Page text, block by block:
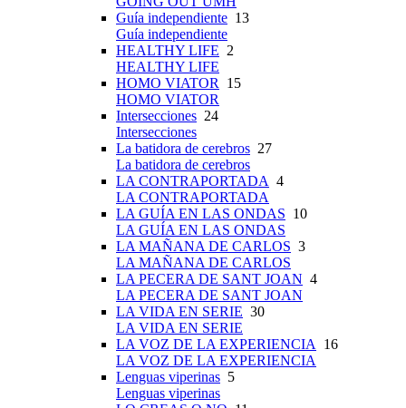
Guía independiente 13
Guía independiente
HEALTHY LIFE 2
HEALTHY LIFE
HOMO VIATOR
15
HOMO VIATOR
Intersecciones 24
Intersecciones
La batidora de cerebros 27
La batidora de cerebros
LA CONTRAPORTADA 4
LA CONTRAPORTADA
LA GUÍA EN LAS ONDAS 10
LA GUÍA EN LAS ONDAS
LA MAÑANA DE CARLOS 3
LA MAÑANA DE CARLOS
LA PECERA DE SANT JOAN 4
LA PECERA DE SANT JOAN
LA VIDA EN SERIE 30
LA VIDA EN SERIE
LA VOZ DE LA EXPERIENCIA
16
LA VOZ DE LA EXPERIENCIA
Lenguas viperinas 5
Lenguas viperinas